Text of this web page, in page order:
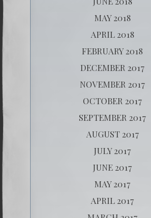
MAY 2018
APRIL 2018
FEBRUARY 2018
DECEMBER 2017
NOVEMBER 2017
OCTOBER 2017
SEPTEMBER 2017
AUGUST 2017
JULY 2017
JUNE 2017
MAY 2017
APRIL 2017